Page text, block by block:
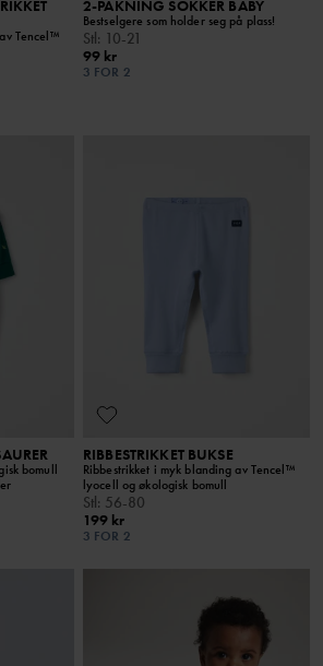
Tencel™
2-PAKNING SOKKER BABY
Bestselgere som holder seg på plass!
Stl: 10-21
99 kr
3 FOR 2
bomull
RIBBESTRIKKET BUKSE
Ribbestrikket i myk blanding av Tencel™
lyocell og økologisk bomull
Stl: 56-80
199 kr
3 FOR 2